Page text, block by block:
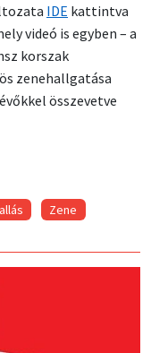
IDE kattintva
videó is egyben – a
korszak
zenehallgatása
összevetve
Zene